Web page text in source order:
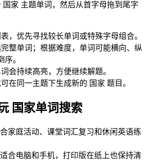
国家 主题单词，然后从首字母拖到尾字
，优先寻找较长单词或特殊字母组合。
整单词；根据难度，单词可能横向、纵
序。
会持续高亮，方便继续解题。
在同一主题下生成新的 国家 题目。
国家单词搜索
家庭活动、课堂词汇复习和休闲英语练
合电脑和手机，打印版在纸上也保持清